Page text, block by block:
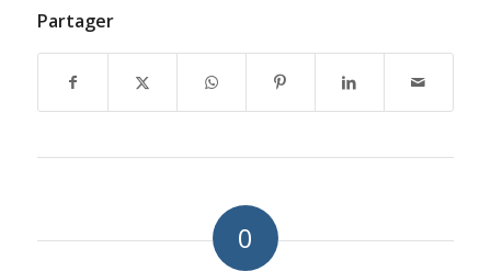
Partager
0